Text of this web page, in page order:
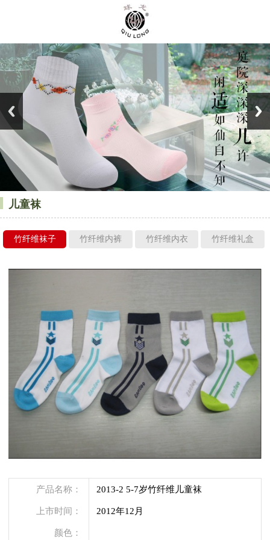
儿童袜
竹纤维袜子 竹纤维内裤 竹纤维内衣 竹纤维礼盒
产品名称： 2013-2 5-7岁竹纤维儿童袜
上市时间： 2012年12月
颜色：